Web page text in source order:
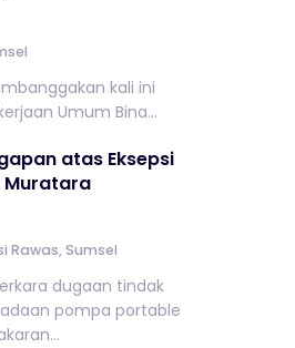
kali ini
Umum Bina...
atas Eksepsi
Muratara
Rawas, Sumsel
dugaan tindak
pompa portable